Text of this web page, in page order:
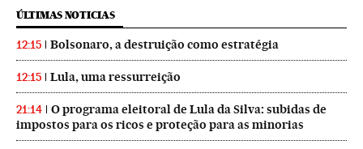
ÚLTIMAS NOTICIAS
12:15 Bolsonaro, a destruição como estratégia
12:15 Lula, uma ressurreição
21:14
O programa eleitoral de Lula da Silva: subidas de
impostos para os ricos e proteção para as minorias